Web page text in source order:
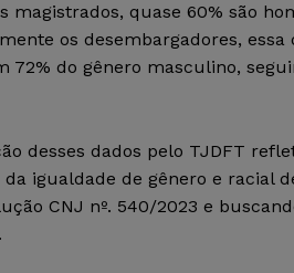
magistrados, quase 60% são
os desembargadores, essa
72% do gênero masculino,
desses dados pelo TJDFT
da igualdade de gênero e racial
CNJ nº. 540/2023 e